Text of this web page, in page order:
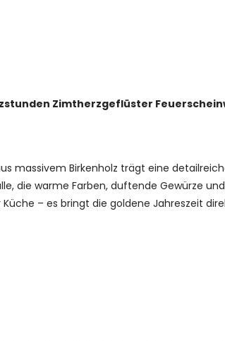
Zimtherzgeflüster
massivem Birkenholz trägt eine
die warme Farben, duftende Gewürze
– es bringt die goldene Jahreszeit